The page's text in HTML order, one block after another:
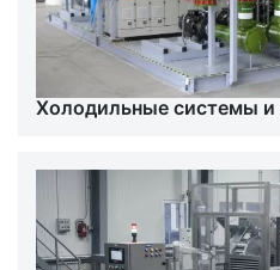
Холодильные системы